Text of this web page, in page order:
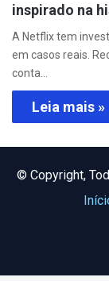
inspirado na
A Netflix tem
em casos reais.
conta…
Leia mais »
©️ Copyright,